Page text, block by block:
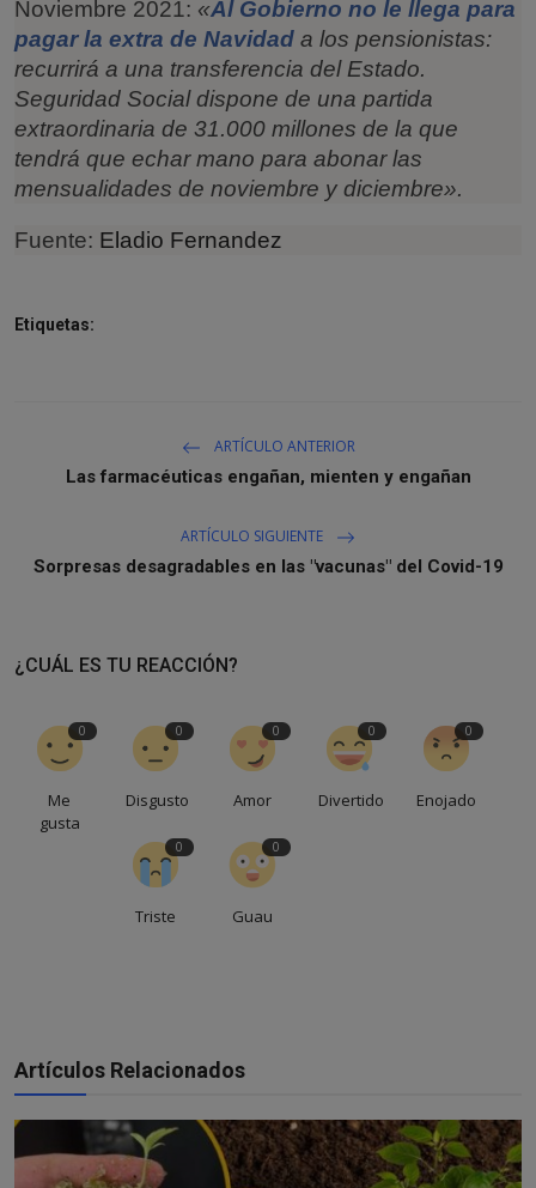
Noviembre 2021: «Al Gobierno no le llega para
pagar la extra de Navidad a los pensionistas:
recurrirá a una transferencia del Estado.
Seguridad Social dispone de una partida
extraordinaria de 31.000 millones de la que
tendrá que echar mano para abonar las
mensualidades de noviembre y diciembre».
Fuente: Eladio Fernandez
Etiquetas:
ARTÍCULO ANTERIOR
Las farmacéuticas engañan, mienten y engañan
ARTÍCULO SIGUIENTE
Sorpresas desagradables en las "vacunas" del Covid-19
¿CUÁL ES TU REACCIÓN?
0
Me
gusta
0
Disgusto
0
Amor
0
Divertido
0
Enojado
0
Triste
0
Guau
Artículos Relacionados